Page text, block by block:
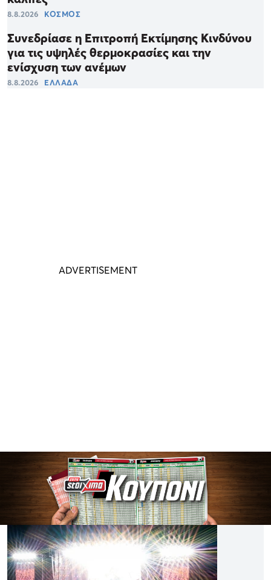
8.8.2026 ΚΟΣΜΟΣ
Συνεδρίασε η Επιτροπή Εκτίμησης Κινδύνου
για τις υψηλές θερμοκρασίες και την
ενίσχυση των ανέμων
8.8.2026 ΕΛΛΑΔΑ